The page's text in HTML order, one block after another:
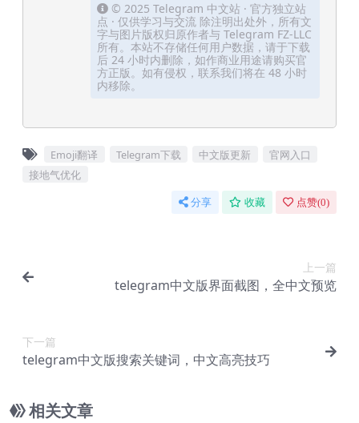
© 2025 Telegram 中文站 · 官方独立站
点 · 仅供学习与交流 除注明出处外，所有文
字与图片版权归原作者与 Telegram FZ-LLC
所有。本站不存储任何用户数据，请于下载
后 24 小时内删除，如作商业用途请购买官
方正版。如有侵权，联系我们将在 48 小时
内移除。
Emoji翻译 Telegram下载 中文版更新
官网入口
接地气优化
分享 收藏 点赞(0)
上一篇
telegram中文版界面截图，全中文预览
下一篇
telegram中文版搜索关键词，中文高亮技巧
相关文章